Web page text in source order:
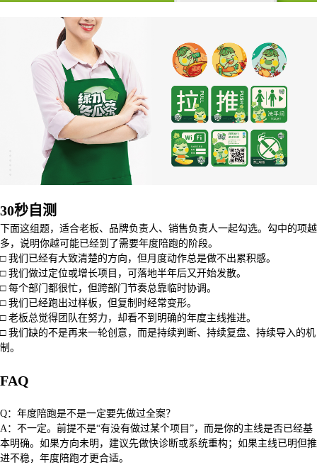
30秒自测
下面这组题，适合老板、品牌负责人、销售负责人一起勾选。勾中的项越
多，说明你越可能已经到了需要年度陪跑的阶段。
□ 我们已经有大致清楚的方向，但月度动作总是做不出累积感。
□ 我们做过定位或增长项目，可落地半年后又开始发散。
□ 每个部门都很忙，但跨部门节奏总靠临时协调。
□ 我们已经跑出过样板，但复制时经常变形。
□ 老板总觉得团队在努力，却看不到明确的年度主线推进。
□ 我们缺的不是再来一轮创意，而是持续判断、持续复盘、持续导入的机
制。
FAQ
Q：年度陪跑是不是一定要先做过全案？
A：不一定。前提不是“有没有做过某个项目”，而是你的主线是否已经基
本明确。如果方向未明，建议先做快诊断或系统重构；如果主线已明但推
进不稳，年度陪跑才更合适。